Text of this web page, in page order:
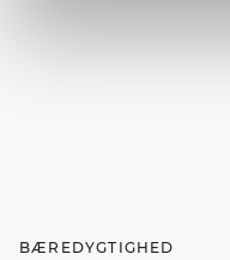
BÆREDYGTIGHED